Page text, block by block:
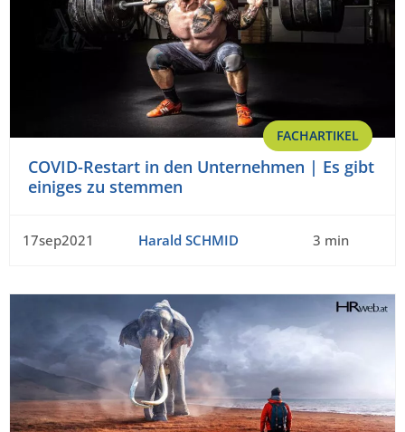
FACHARTIKEL
COVID-Restart in den Unternehmen | Es gibt
einiges zu stemmen
17sep2021 Harald SCHMID 3 min